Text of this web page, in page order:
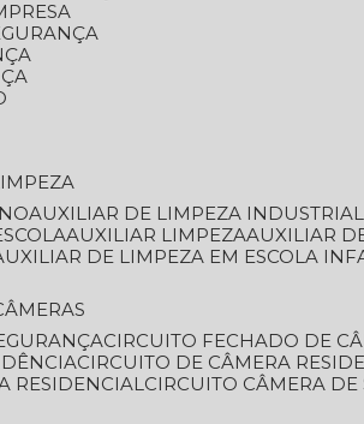
AUXILIAR DE LIMPEZA INDUSTRIAL
AUXILIAR LIMPEZA
AUXILIAR
AUXILIAR DE LIMPEZA EM ESCOLA
CIRCUITO FECHADO DE
CIRCUITO DE CÂMERA
RESIDENCIAL
CIRCUITO CÂMERA